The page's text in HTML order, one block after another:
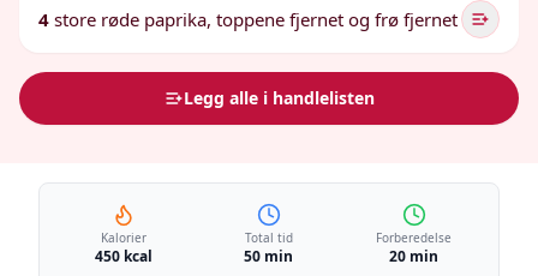
4 store røde paprika, toppene fjernet og frø fjernet
Legg alle i handlelisten
Kalorier
450 kcal
Total tid
50 min
Forberedelse
20 min